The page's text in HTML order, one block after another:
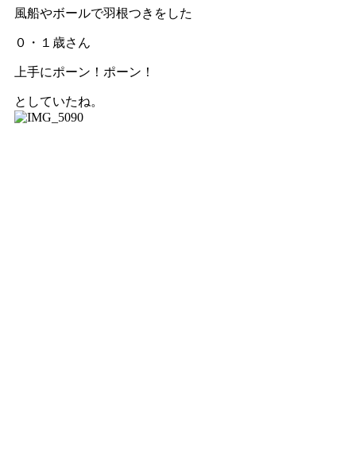
風船やボールで羽根つきをした
０・１歳さん
上手にポーン！ポーン！
としていたね。